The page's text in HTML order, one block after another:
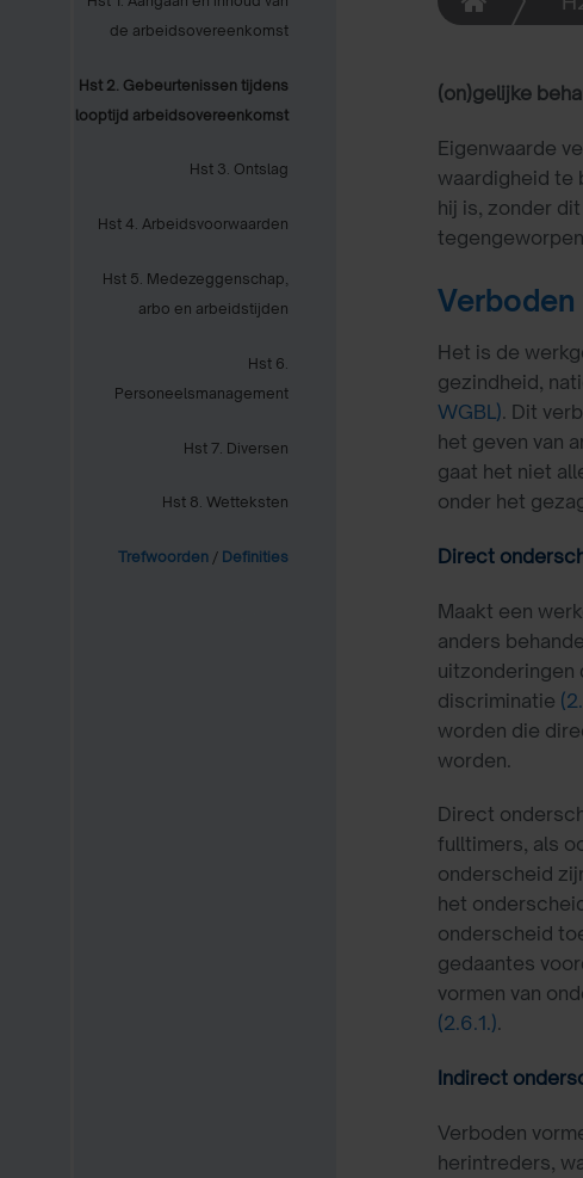
de arbeidsovereenkomst
Hst 2. Gebeurtenissen tijdens
looptijd arbeidsovereenkomst
Hst 3. Ontslag
Hst 4. Arbeidsvoorwaarden
Hst 5. Medezeggenschap,
arbo en arbeidstijden
Hst 6.
Personeelsmanagement
Hst 7. Diversen
Hst 8. Wetteksten
Trefwoorden / Definities
(on)gelijke
Eigenwaarde
waardigheid te
hij is, zonder
Het is de
gezindheid,
WGBL). Dit
het geven van
gaat het niet
onder het
Direct
Maakt een
anders
uitzonderingen
discriminatie
worden die
worden.
Direct
fulltimers, als
onderscheid
het
onderscheid
gedaantes
vormen van
(2.6.1.).
Indirect
Verboden
herintreders,